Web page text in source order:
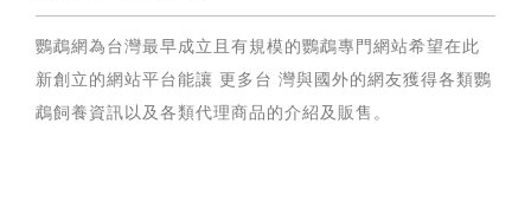
鸚鵡網為台灣最早成立且有規模的鸚鵡專門網站希望在此
新創立的網站平台能讓 更多台 灣與國外的網友獲得各類鸚
鵡飼養資訊以及各類代理商品的介紹及販售。